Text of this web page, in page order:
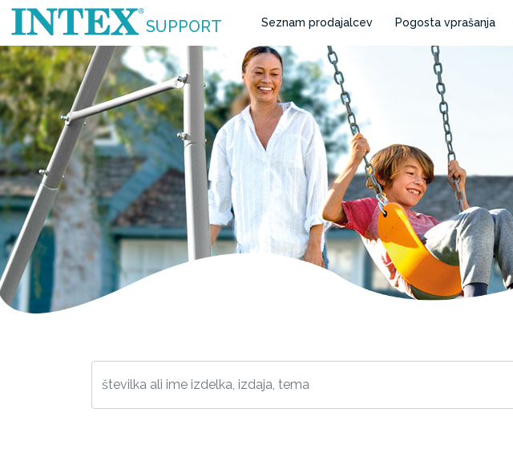
SUPPORT Seznam prodajalcev Pogosta vprašanja